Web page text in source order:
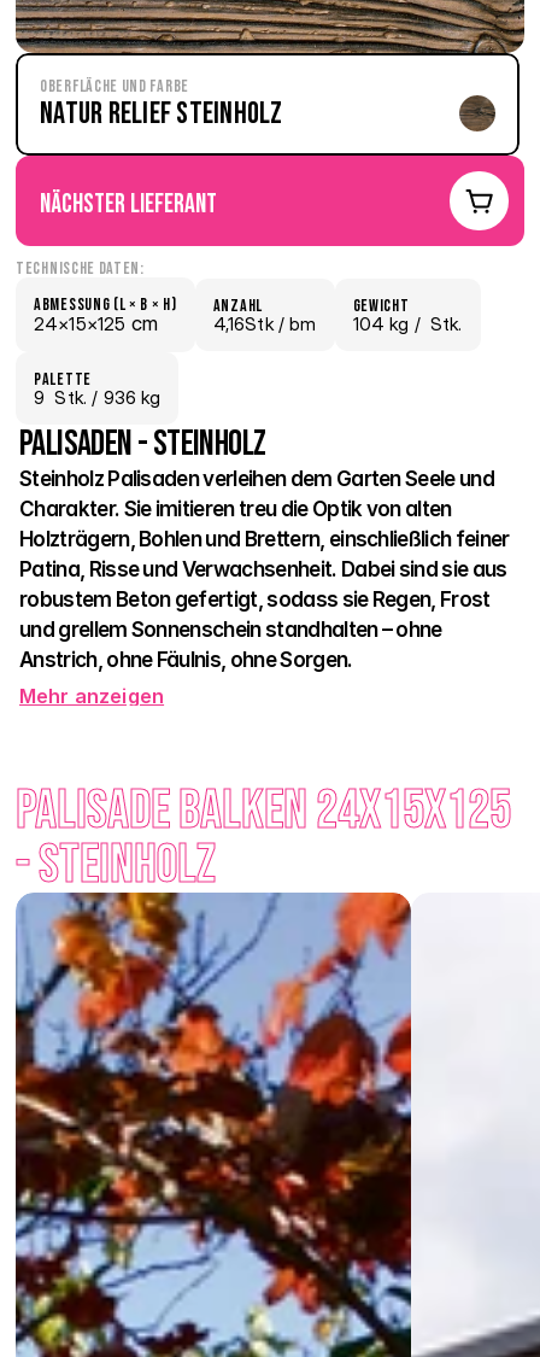
Oberfläche und Farbe
Natur Relief Steinholz
nächster Lieferant
Technische Daten:
Abmessung (L × B × H)
24×15×125 cm
Anzahl
4,16Stk / bm
Gewicht
104 kg /
  Stk.
Palette
9
  Stk.
/ 936 kg
Palisaden - Steinholz
Steinholz Palisaden verleihen dem Garten Seele und
Charakter. Sie imitieren treu die Optik von alten
Holzträgern, Bohlen und Brettern, einschließlich feiner
Patina, Risse und Verwachsenheit. Dabei sind sie aus
robustem Beton gefertigt, sodass sie Regen, Frost
und grellem Sonnenschein standhalten – ohne
Anstrich, ohne Fäulnis, ohne Sorgen.
Dank ihrer Höhe und Formen (eckig, zylindrisch, bohlenförmig)
eleganten Übergängen im Garten. Sie lassen sich leicht in
Beton oder einem Kiesbett installieren und passen problemlos
in ein natürliches, ländliches oder modernes Konzept.
Steinholz Pflaster hat Seele – und die Palisaden ergänzen sie
perfekt.
Möchtest du deinem Garten die Wärme von altem Holz
verleihen, aber ohne seine Launen? Mit Staré dřevo Palisaden
erhältst du den Look der Tradition und die Haltbarkeit
moderner Materialien.
Mehr anzeigen
Palisade Balken 24x15x125
- Steinholz